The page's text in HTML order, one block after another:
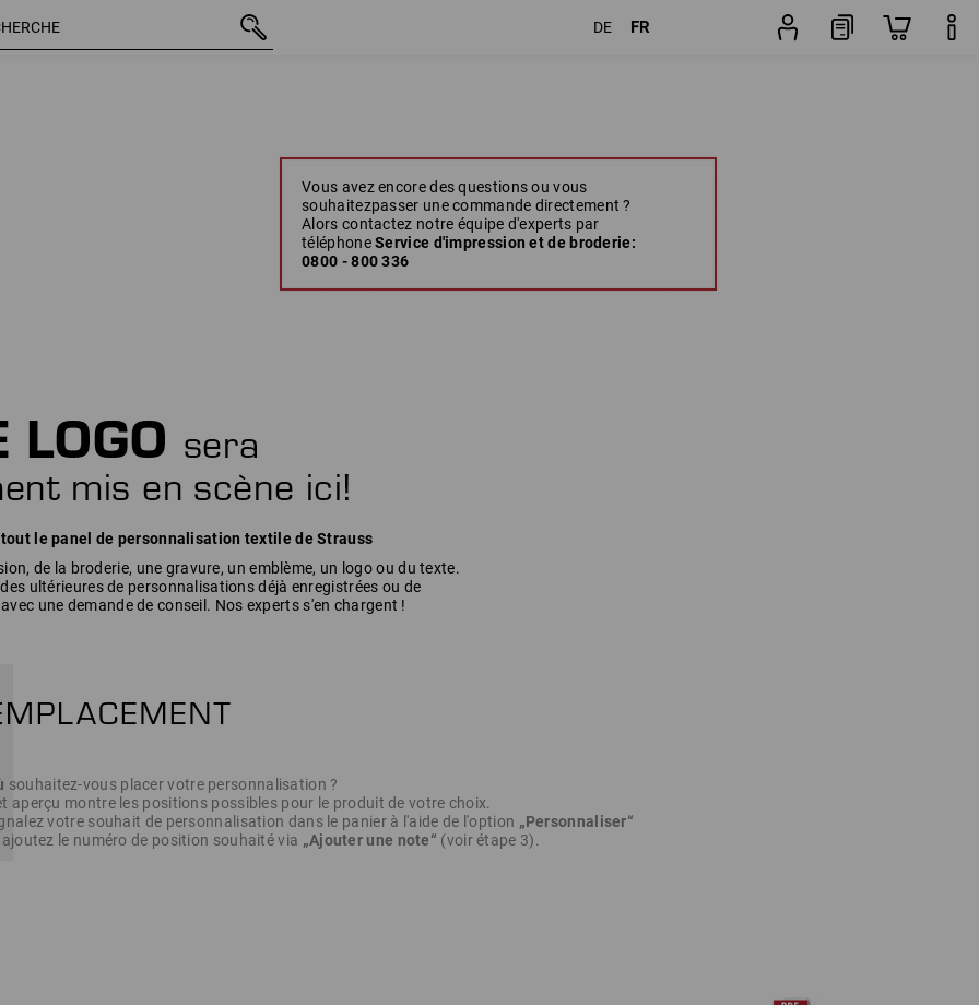
Vous avez encore des questions ou vous
souhaitezpasser une commande directement ?
Alors contactez notre équipe d'experts par
téléphoneService d'impression et de broderie:
0800 - 800 336
souhaitez-vous placer votre personnalisation ?
aperçu montre les positions possibles pour le produit de votre choix.
votre souhait de personnalisation dans le panier à l'aide de l'option „Personnaliser“
ajoutez le numéro de position souhaité via „Ajouter une note“ (voir étape 3).
tout le panel de personnalisation textile de Strauss
de la broderie, une gravure, un emblème, un logo ou du texte.
ultérieures de personnalisations déjà enregistrées ou de
une demande de conseil. Nos experts s'en chargent !
DE FR